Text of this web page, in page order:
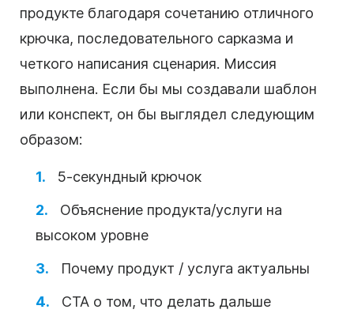
продукте благодаря сочетанию отличного
крючка, последовательного сарказма и
четкого написания сценария. Миссия
выполнена. Если бы мы создавали шаблон
или конспект, он бы выглядел следующим
образом:
5-секундный крючок
Объяснение продукта/услуги на
высоком уровне
Почему продукт / услуга актуальны
CTA о том, что делать дальше